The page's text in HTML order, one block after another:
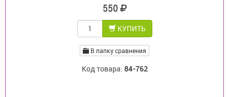
550
КУПИТЬ
В папку сравнения
Код товара: 84-762